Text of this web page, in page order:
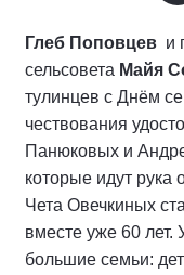
Глеб Поповцев и
сельсовета Майя
тулинцев с Днём
чествования
Панюковых и
которые идут рука
Чета Овечкиных
вместе уже 60
большие семьи: